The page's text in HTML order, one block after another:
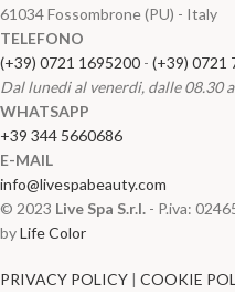
61034 Fossombrone (PU) - Italy
TELEFONO
(+39) 0721 1695200 - (+39) 0721
Dal lunedi al venerdi, dalle 08.30
WHATSAPP
+39 344 5660686
E-MAIL
info@livespabeauty.com
© 2023 Live Spa S.r.l. - P.iva:
byLife Color
PRIVACY POLICY | COOKIE